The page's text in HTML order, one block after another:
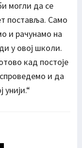
могли да се
поставља. Само
и рачунамо на
у овој школи.
кад постоје
и да